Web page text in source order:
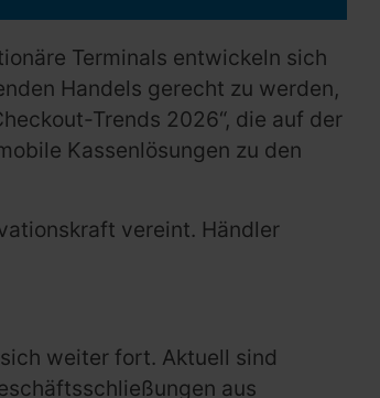
Terminals entwickeln sich
Handels gerecht zu werden,
Trends 2026“, die auf der
Kassenlösungen zu den
vereint. Händler
weiter fort. Aktuell sind
aus